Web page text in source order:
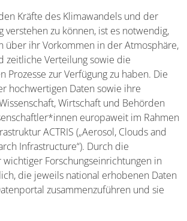
Kräfte des Klimawandels und der
verstehen zu können, ist es notwendig,
über ihr Vorkommen in der Atmosphäre,
zeitliche Verteilung sowie die
Prozesse zur Verfügung zu haben. Die
hochwertigen Daten sowie ihre
Wirtschaft und Behörden
europaweit im Rahmen
ACTRIS („Aerosol, Clouds and
Infrastructure“). Durch die
Forschungseinrichtungen in
die jeweils national erhobenen Daten
zusammenzuführen und sie